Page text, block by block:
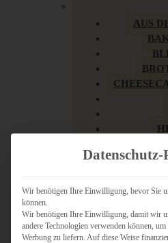
AUS
LOW
MY
Datenschutz-
Wir benötigen Ihre Einwilligung, bevor Sie
können.
Wir benötigen Ihre Einwilligung, damit wir
andere Technologien verwenden können,
Werbung zu liefern. Auf diese Weise